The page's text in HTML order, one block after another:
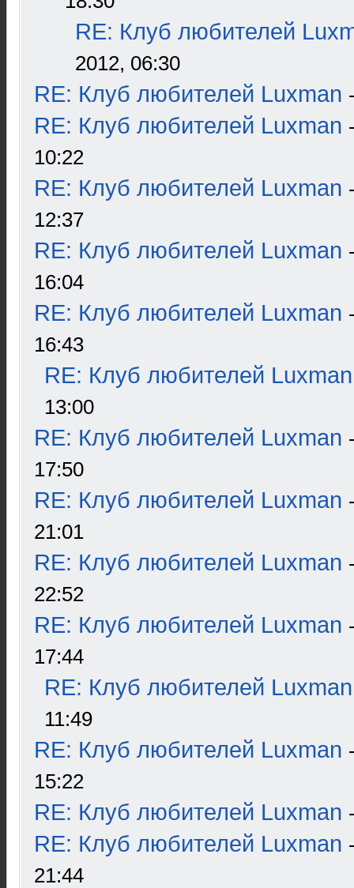
RE: Клуб любителей
2012, 06:30
RE: Клуб любителей Luxman
RE: Клуб любителей Luxman
10:22
RE: Клуб любителей Luxman
12:37
RE: Клуб любителей Luxman
16:04
RE: Клуб любителей Luxman
16:43
RE: Клуб любителей Luxman
13:00
RE: Клуб любителей Luxman
17:50
RE: Клуб любителей Luxman
21:01
RE: Клуб любителей Luxman
22:52
RE: Клуб любителей Luxman
17:44
RE: Клуб любителей Luxman
11:49
RE: Клуб любителей Luxman
15:22
RE: Клуб любителей Luxman
RE: Клуб любителей Luxman
21:44